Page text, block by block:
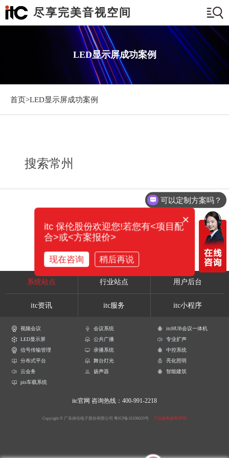
尽享完美音视空间
LED显示屏成功案例
首页>LED显示屏成功案例
搜索常州
系统站点 行业站点 用户后台
itc资讯 itc服务 itc小程序
视频会议 会议系统
itcHUB会议一体机
LED显示屏
公共广播
专业扩声
信号传输管理
录播系统
中控系统
分布式平台
舞台灯光
亮化照明
云会务
扬声器
智能建筑
pis车载系统
itc官网 咨询热线：400-991-2218
Copyright © 广东保伦电子股份有限公司 粤ICP备16106620号 产品参数解释声明
可以定制方案吗？
×
itc 保伦股份欢迎您!若您有<项目配
合>或<方案报价>
现在咨询 稍后再说